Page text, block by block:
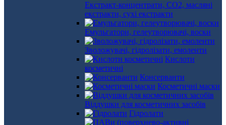
Екстракт-концентрати, СО2, масляні
екстракти, сухі екстракти
Емульгатори, гелеутворювачі, воски
Зволожувачі, гідролізати, емоленти
Кислоти
косметичні
Консерванти
Косметичні маски
Віддушки для косметичних засобів
Гідролати